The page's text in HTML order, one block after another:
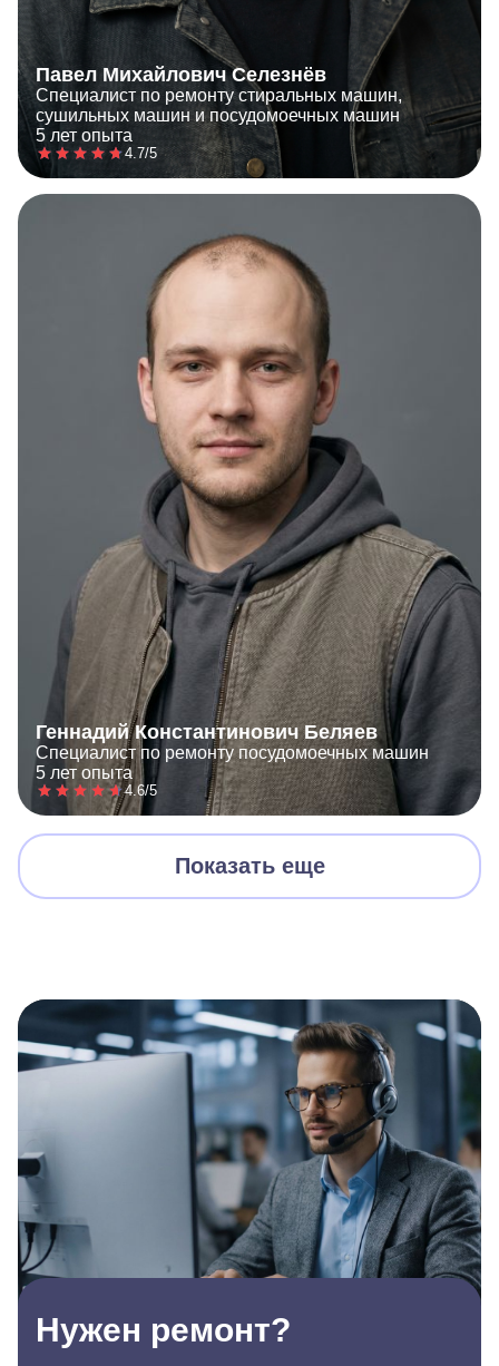
Павел Михайлович Селезнёв
Специалист по ремонту стиральных машин,
сушильных машин и посудомоечных машин
5 лет опыта
4.7/5
Геннадий Константинович Беляев
Специалист по ремонту посудомоечных машин
5 лет опыта
4.6/5
Показать еще
Нужен ремонт?